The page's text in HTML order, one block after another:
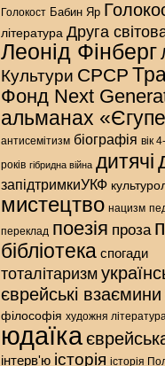
Голокост Бабин Яр
література Друга
Леонід Фінберг
Культури СРСР
Фонд Next
альманах
антисемітизм біографія вік
років гібридна війна дитячі
запідтримкиУКФ
мистецтво нацизм
переклад поезія проза
бібліотека спогади
тоталітаризм
єврейські взаємини
філософія художня
юдаїка
інтерв'ю історія історія